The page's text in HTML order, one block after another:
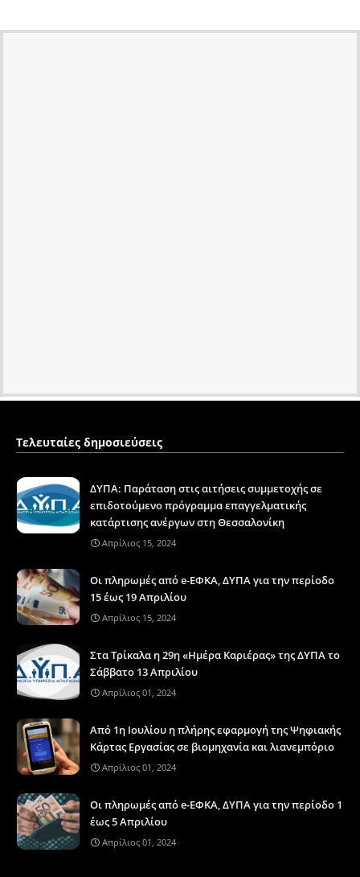
Τελευταίες δημοσιεύσεις
ΔΥΠΑ: Παράταση στις αιτήσεις συμμετοχής σε
επιδοτούμενο πρόγραμμα επαγγελματικής
κατάρτισης ανέργων στη Θεσσαλονίκη
Απρίλιος 15, 2024
Οι πληρωμές από e-ΕΦΚΑ, ΔΥΠΑ για την περίοδο
15 έως 19 Απριλίου
Απρίλιος 15, 2024
Στα Τρίκαλα η 29η «Ημέρα Καριέρας» της ΔΥΠΑ το
Σάββατο 13 Απριλίου
Απρίλιος 01, 2024
Από 1η Ιουλίου η πλήρης εφαρμογή της Ψηφιακής
Κάρτας Εργασίας σε βιομηχανία και λιανεμπόριο
Απρίλιος 01, 2024
Οι πληρωμές από e-ΕΦΚΑ, ΔΥΠΑ για την περίοδο 1
έως 5 Απριλίου
Απρίλιος 01, 2024